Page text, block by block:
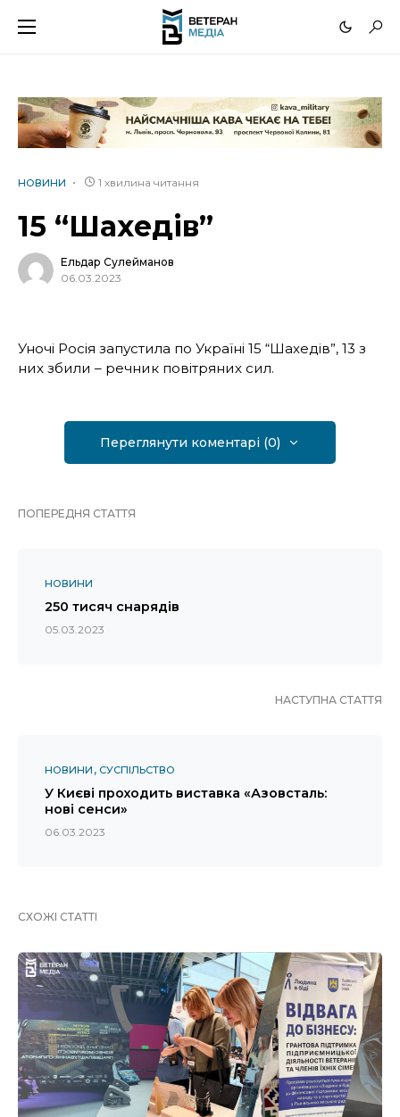
НОВИНИ 1 хвилина читання
15 “Шахедів”
Ельдар Сулейманов
06.03.2023
Уночі Росія запустила по Україні 15 “Шахедів”, 13 з
них збили – речник повітряних сил.
Переглянути коментарі (0)
ПОПЕРЕДНЯ СТАТТЯ
НОВИНИ
250 тисяч снарядів
05.03.2023
НАСТУПНА СТАТТЯ
НОВИНИ СУСПІЛЬСТВО
У Києві проходить виставка «Азовсталь:
нові сенси»
06.03.2023
СХОЖІ СТАТТІ